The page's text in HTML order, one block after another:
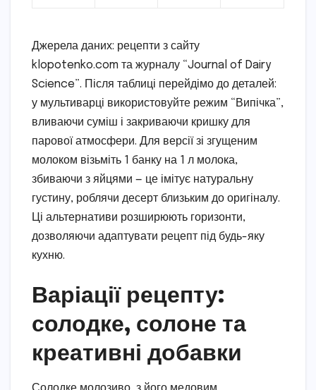
Джерела даних: рецепти з сайту
klopotenko.com та журналу “Journal of Dairy
Science”. Після таблиці перейдімо до деталей:
у мультиварці використовуйте режим “Випічка”,
вливаючи суміш і закриваючи кришку для
парової атмосфери. Для версії зі згущеним
молоком візьміть 1 банку на 1 л молока,
збиваючи з яйцями — це імітує натуральну
густину, роблячи десерт близьким до оригіналу.
Ці альтернативи розширюють горизонти,
дозволяючи адаптувати рецепт під будь-яку
кухню.
Варіації рецепту:
солодке, солоне та
креативні добавки